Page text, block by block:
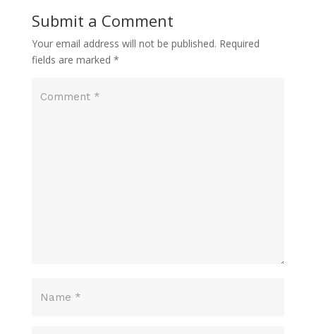
Submit a Comment
Your email address will not be published. Required
fields are marked *